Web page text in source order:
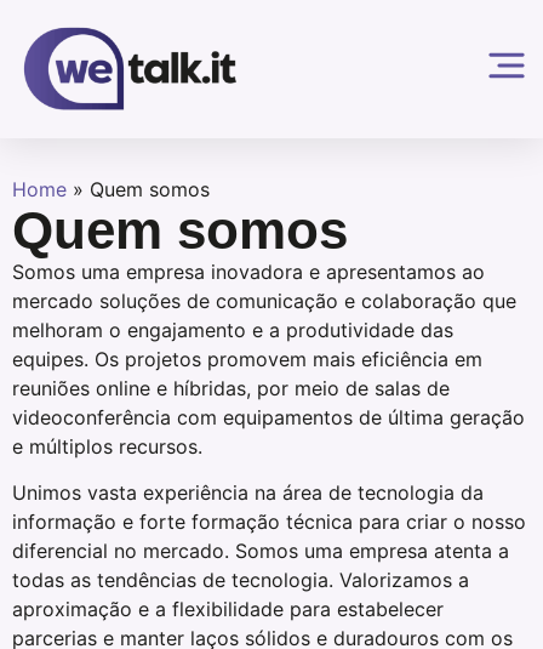
Home » Quem somos
Quem somos
Somos uma empresa inovadora e apresentamos ao
mercado soluções de comunicação e colaboração que
melhoram o engajamento e a produtividade das
equipes. Os projetos promovem mais eficiência em
reuniões online e híbridas, por meio de salas de
videoconferência com equipamentos de última geração
e múltiplos recursos.
Unimos vasta experiência na área de tecnologia da
informação e forte formação técnica para criar o nosso
diferencial no mercado. Somos uma empresa atenta a
todas as tendências de tecnologia. Valorizamos a
aproximação e a flexibilidade para estabelecer
parcerias e manter laços sólidos e duradouros com os